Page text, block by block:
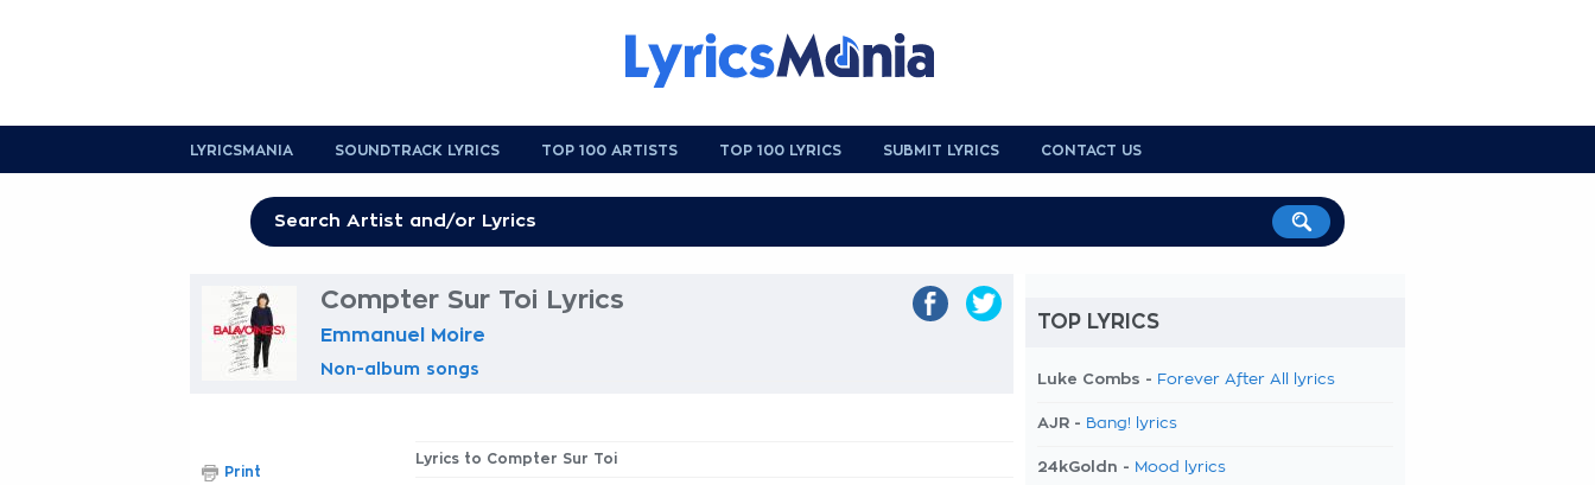
LYRICSMANIA SOUNDTRACK LYRICS TOP 100 ARTISTS TOP 100 LYRICS SUBMIT LYRICS CONTACT US
Compter Sur Toi Lyrics
Emmanuel Moire
Non-album songs
Lyrics to Compter Sur Toi
Print
TOP LYRICS
Luke Combs - Forever After All lyrics
AJR - Bang! lyrics
24kGoldn - Mood lyrics